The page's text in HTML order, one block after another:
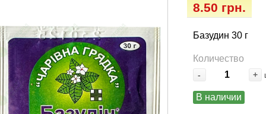
8.50 грн.
Базудин 30 г
Количество
- +
В наличии